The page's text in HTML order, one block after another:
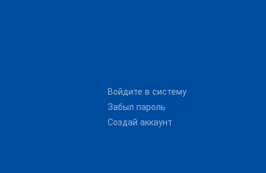
Войдите в систему
Забыл пароль
Создай аккаунт